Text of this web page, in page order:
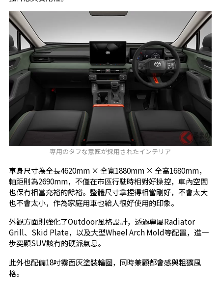
専用のタフな意匠が採用されたインテリア
車身尺寸為全長4620mm × 全寬1880mm × 全高1680mm，
軸距則為2690mm，不僅在市區行駛時相對好操控，車內空間
也保有相當充裕的餘裕。整體尺寸拿捏得相當剛好，不會太大
也不會太小，作為家庭用車也給人很好使用的印象。
外觀方面則強化了Outdoor風格設計，透過專屬Radiator
Grill、Skid Plate，以及大型Wheel Arch Mold等配置，進一
步突顯SUV該有的硬派氣息。
此外也配備18吋霧面灰塗裝輪圈，同時兼顧都會感與粗獷風
格。